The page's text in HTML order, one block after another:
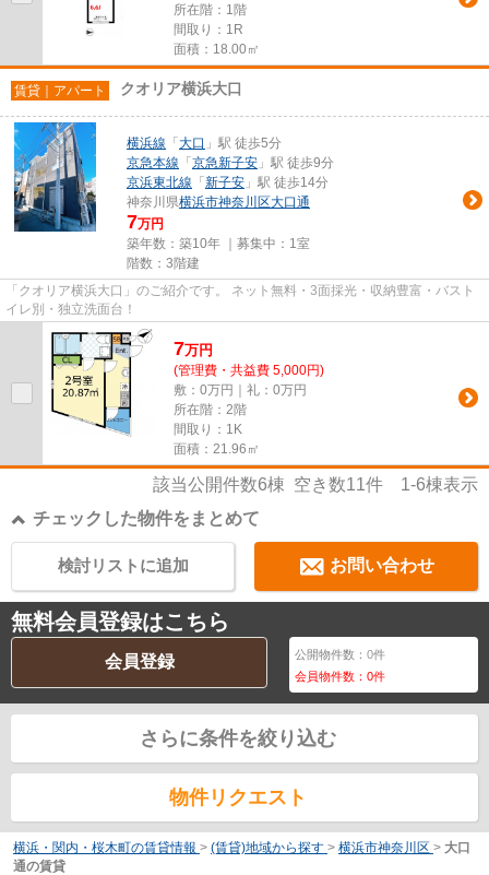
所在階：1階
間取り：1R
面積：18.00㎡
賃貸｜アパート クオリア横浜大口
横浜線 「 大口 」駅 徒歩5分
京急本線 「 京急新子安 」駅 徒歩9分
京浜東北線 「 新子安 」駅 徒歩14分
神奈川県横浜市神奈川区大口通
7万円
築年数：築10年 ｜募集中： 1室
階数：3階建
「クオリア横浜大口」のご紹介です。 ネット無料・3面採光・収納豊富・バスト
イレ別・独立洗面台！
7万円
(管理費・共益費 5,000円)
敷：0万円｜礼：0万円
所在階：2階
間取り：1K
面積：21.96㎡
該当公開件数6棟 空き数11件 1-6棟表示
チェックした物件をまとめて
お問い合わせ
検討リストに追加
無料会員登録はこちら
会員登録 公開物件数：0件
会員物件数：0件
さらに条件を絞り込む
物件リクエスト
横浜・関内・桜木町の賃貸情報 > (賃貸)地域から探す > 横浜市神奈川区 > 大口
通の賃貸